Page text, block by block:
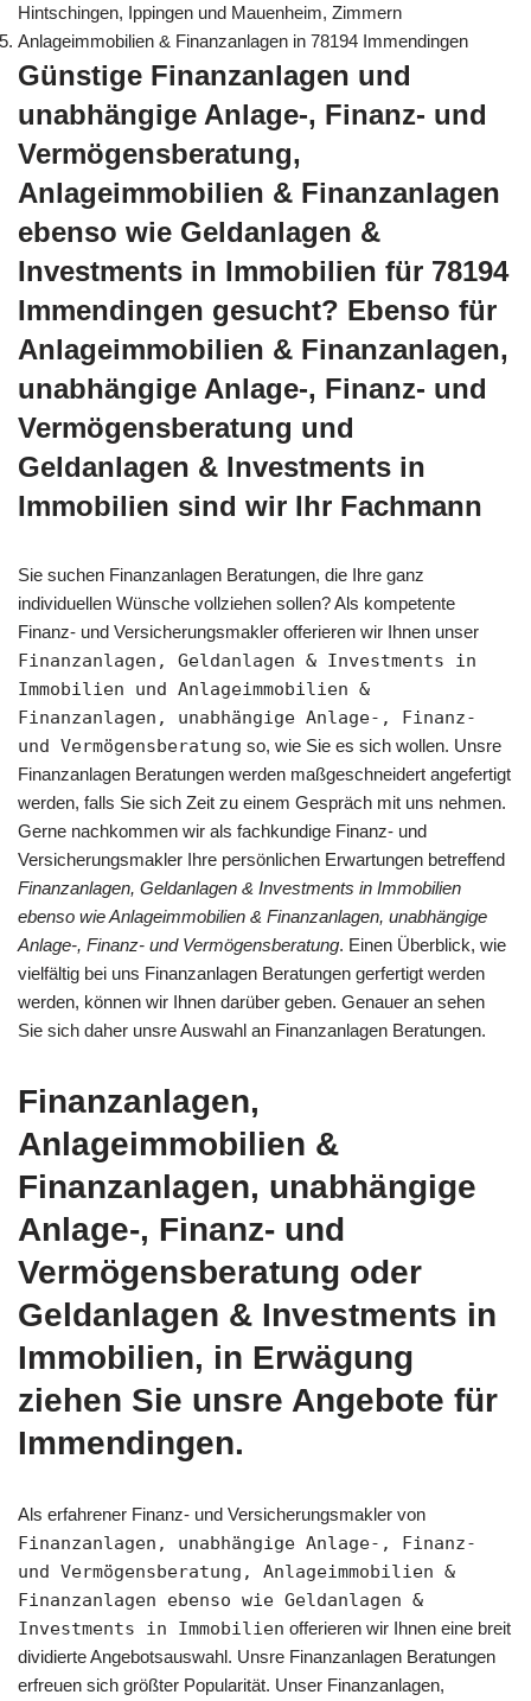
Hintschingen, Ippingen und Mauenheim, Zimmern
Anlageimmobilien & Finanzanlagen in 78194 Immendingen
Günstige Finanzanlagen und
unabhängige Anlage-, Finanz- und
Vermögensberatung,
Anlageimmobilien & Finanzanlagen
ebenso wie Geldanlagen &
Investments in Immobilien für 78194
Immendingen gesucht? Ebenso für
Anlageimmobilien & Finanzanlagen,
unabhängige Anlage-, Finanz- und
Vermögensberatung und
Geldanlagen & Investments in
Immobilien sind wir Ihr Fachmann
Sie suchen Finanzanlagen Beratungen, die Ihre ganz
individuellen Wünsche vollziehen sollen? Als kompetente
Finanz- und Versicherungsmakler offerieren wir Ihnen unser
Finanzanlagen, Geldanlagen & Investments in
Immobilien und Anlageimmobilien &
Finanzanlagen, unabhängige Anlage-, Finanz-
und Vermögensberatung so, wie Sie es sich wollen. Unsre
Finanzanlagen Beratungen werden maßgeschneidert angefertigt
werden, falls Sie sich Zeit zu einem Gespräch mit uns nehmen.
Gerne nachkommen wir als fachkundige Finanz- und
Versicherungsmakler Ihre persönlichen Erwartungen betreffend
Finanzanlagen, Geldanlagen & Investments in Immobilien
ebenso wie Anlageimmobilien & Finanzanlagen, unabhängige
Anlage-, Finanz- und Vermögensberatung. Einen Überblick, wie
vielfältig bei uns Finanzanlagen Beratungen gerfertigt werden
werden, können wir Ihnen darüber geben. Genauer an sehen
Sie sich daher unsre Auswahl an Finanzanlagen Beratungen.
Finanzanlagen,
Anlageimmobilien &
Finanzanlagen, unabhängige
Anlage-, Finanz- und
Vermögensberatung oder
Geldanlagen & Investments in
Immobilien, in Erwägung
ziehen Sie unsre Angebote für
Immendingen.
Als erfahrener Finanz- und Versicherungsmakler von
Finanzanlagen, unabhängige Anlage-, Finanz-
und Vermögensberatung, Anlageimmobilien &
Finanzanlagen ebenso wie Geldanlagen &
Investments in Immobilien offerieren wir Ihnen eine breit
dividierte Angebotsauswahl. Unsre Finanzanlagen Beratungen
erfreuen sich größter Popularität. Unser Finanzanlagen,